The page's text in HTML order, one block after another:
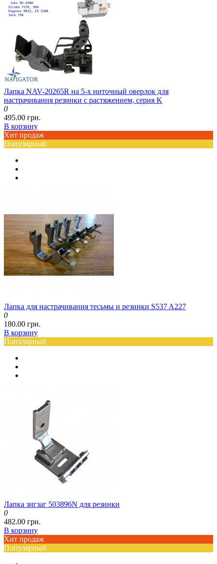
Лапка NAV-20265R на 5-х ниточный оверлок для
настрачивания резинки с растяжением, серия K
0
495.00 грн.
В корзину
Хит продаж
Популярный
Лапка для настрачивания тесьмы и резинки S537 A227
0
180.00 грн.
В корзину
Популярный
Лапка зигзаг 503896N для резинки
0
482.00 грн.
В корзину
Хит продаж
Популярный